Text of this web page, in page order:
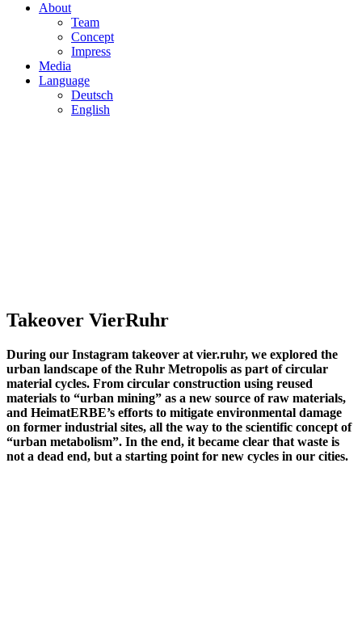
About
Team
Concept
Impress
Media
Language
Deutsch
English
Takeover VierRuhr
During our Instagram takeover at vier.ruhr, we explored the
urban landscape of the Ruhr Metropolis as part of circular
material cycles. From circular construction using reused
materials to “urban mining” as a new source of raw materials,
and HeimatERBE’s efforts to mitigate environmental damage
on former industrial sites, all the way to the scientific concept of
“urban metabolism”. In the end, it became clear that waste is
not a dead end, but a starting point for new cycles in our cities.